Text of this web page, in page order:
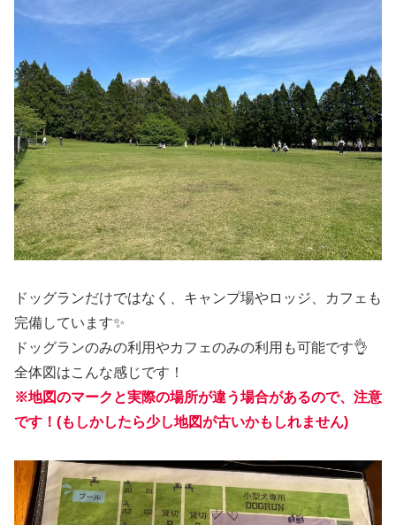
ドッグランだけではなく、キャンプ場やロッジ、カフェも
完備しています✨
ドッグランのみの利用やカフェのみの利用も可能です👌
全体図はこんな感じです！
※地図のマークと実際の場所が違う場合があるので、注意
です！(もしかしたら少し地図が古いかもしれません)